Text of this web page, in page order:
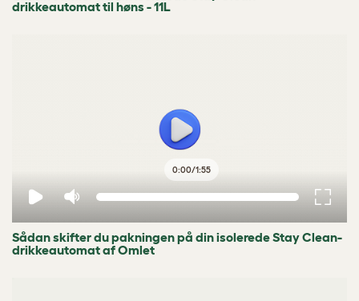
drikkeautomat til høns - 11L
0:00/1:55
Sådan skifter du pakningen på din isolerede Stay Clean-
drikkeautomat af Omlet